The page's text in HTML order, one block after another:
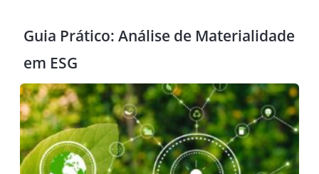
Guia Prático: Análise de Materialidade
em ESG